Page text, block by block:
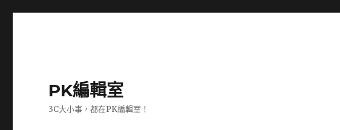
PK編輯室
3C大小事，都在PK編輯室！